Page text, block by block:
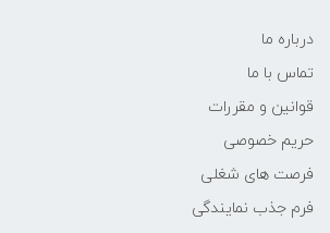
درباره ما
تماس با ما
قوانین و مقررات
حریم خصوصی
فرصت های شغلی
فرم جذب نمایندگی